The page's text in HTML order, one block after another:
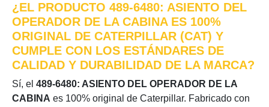
¿EL PRODUCTO 489-6480: ASIENTO DEL
OPERADOR DE LA CABINA ES 100%
ORIGINAL DE CATERPILLAR (CAT) Y
CUMPLE CON LOS ESTÁNDARES DE
CALIDAD Y DURABILIDAD DE LA MARCA?
Sí, el 489-6480: ASIENTO DEL OPERADOR DE LA
CABINA es 100% original de Caterpillar. Fabricado con